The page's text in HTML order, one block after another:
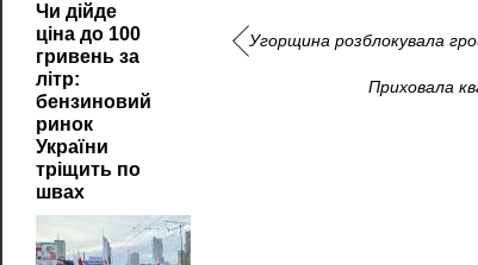
Чи дійде
ціна до 100
гривень за
літр:
бензиновий
ринок
України
тріщить по
швах
Угорщина розблокувала
Приховала